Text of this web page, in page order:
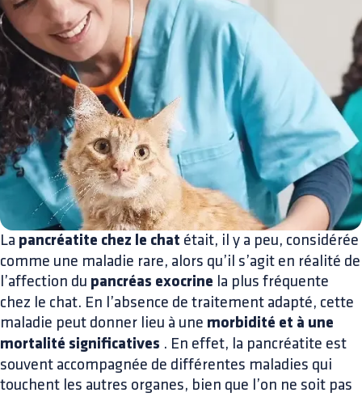
La pancréatite chez le chat était, il y a peu, considérée
comme une maladie rare, alors qu’il s’agit en réalité de
l’affection du pancréas exocrine la plus fréquente
chez le chat. En l’absence de traitement adapté, cette
maladie peut donner lieu à une morbidité et à une
mortalité significatives . En effet, la pancréatite est
souvent accompagnée de différentes maladies qui
touchent les autres organes, bien que l’on ne soit pas